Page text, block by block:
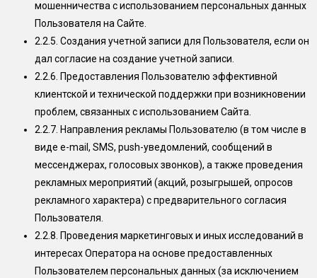
мошенничества с использованием персональных данных
Пользователя на Сайте.
2.2.5. Создания учетной записи для Пользователя, если он
дал согласие на создание учетной записи.
2.2.6. Предоставления Пользователю эффективной
клиентской и технической поддержки при возникновении
проблем, связанных с использованием Сайта.
2.2.7. Направления рекламы Пользователю (в том числе в
виде e-mail, SMS, push-уведомлений, сообщений в
мессенджерах, голосовых звонков), а также проведения
рекламных мероприятий (акций, розыгрышей, опросов
рекламного характера) с предварительного согласия
Пользователя.
2.2.8. Проведения маркетинговых и иных исследований в
интересах Оператора на основе предоставленных
Пользователем персональных данных (за исключением